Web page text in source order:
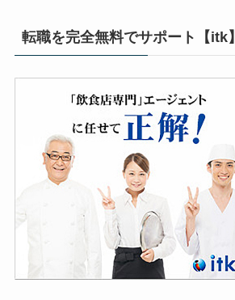
転職を完全無料でサポート【itk】